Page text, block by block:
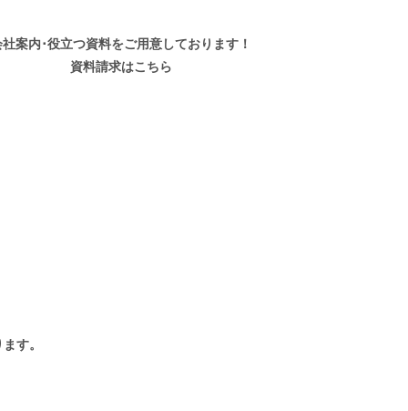
案内･役立つ資料をご用意しております！
資料請求はこちら
す。